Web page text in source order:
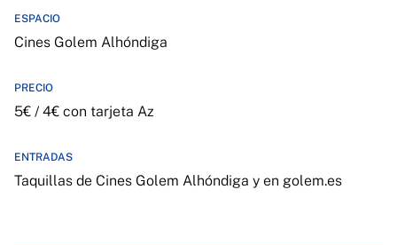
ESPACIO
Cines Golem Alhóndiga
PRECIO
5€ / 4€ con tarjeta Az
ENTRADAS
Taquillas de Cines Golem Alhóndiga y en golem.es